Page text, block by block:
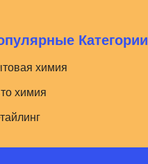
Категории
химия
химия